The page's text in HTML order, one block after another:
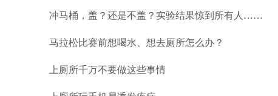
冲马桶，盖？还是不盖？实验结果惊到所有人……
马拉松比赛前想喝水、想去厕所怎么办？
上厕所千万不要做这些事情